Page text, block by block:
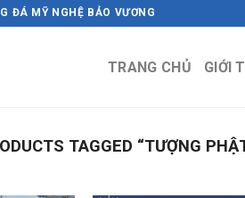
ĐÁ MỸ NGHỆ BẢO VƯƠNG
TRANG CHỦ GIỚI
TAGGED “TƯỢNG